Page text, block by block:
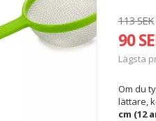
113 SEK
90
Lägsta
Om du
lättare,
cm (12